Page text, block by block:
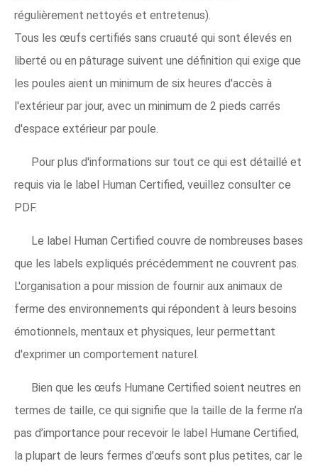
régulièrement nettoyés et entretenus).
Tous les œufs certifiés sans cruauté qui sont élevés en
liberté ou en pâturage suivent une définition qui exige que
les poules aient un minimum de six heures d'accès à
l'extérieur par jour, avec un minimum de 2 pieds carrés
d'espace extérieur par poule.
Pour plus d'informations sur tout ce qui est détaillé et
requis via le label Human Certified, veuillez consulter ce
PDF.
Le label Human Certified couvre de nombreuses bases
que les labels expliqués précédemment ne couvrent pas.
L'organisation a pour mission de fournir aux animaux de
ferme des environnements qui répondent à leurs besoins
émotionnels, mentaux et physiques, leur permettant
d'exprimer un comportement naturel.
Bien que les œufs Humane Certified soient neutres en
termes de taille, ce qui signifie que la taille de la ferme n’a
pas d’importance pour recevoir le label Humane Certified,
la plupart de leurs fermes d’œufs sont plus petites, car le